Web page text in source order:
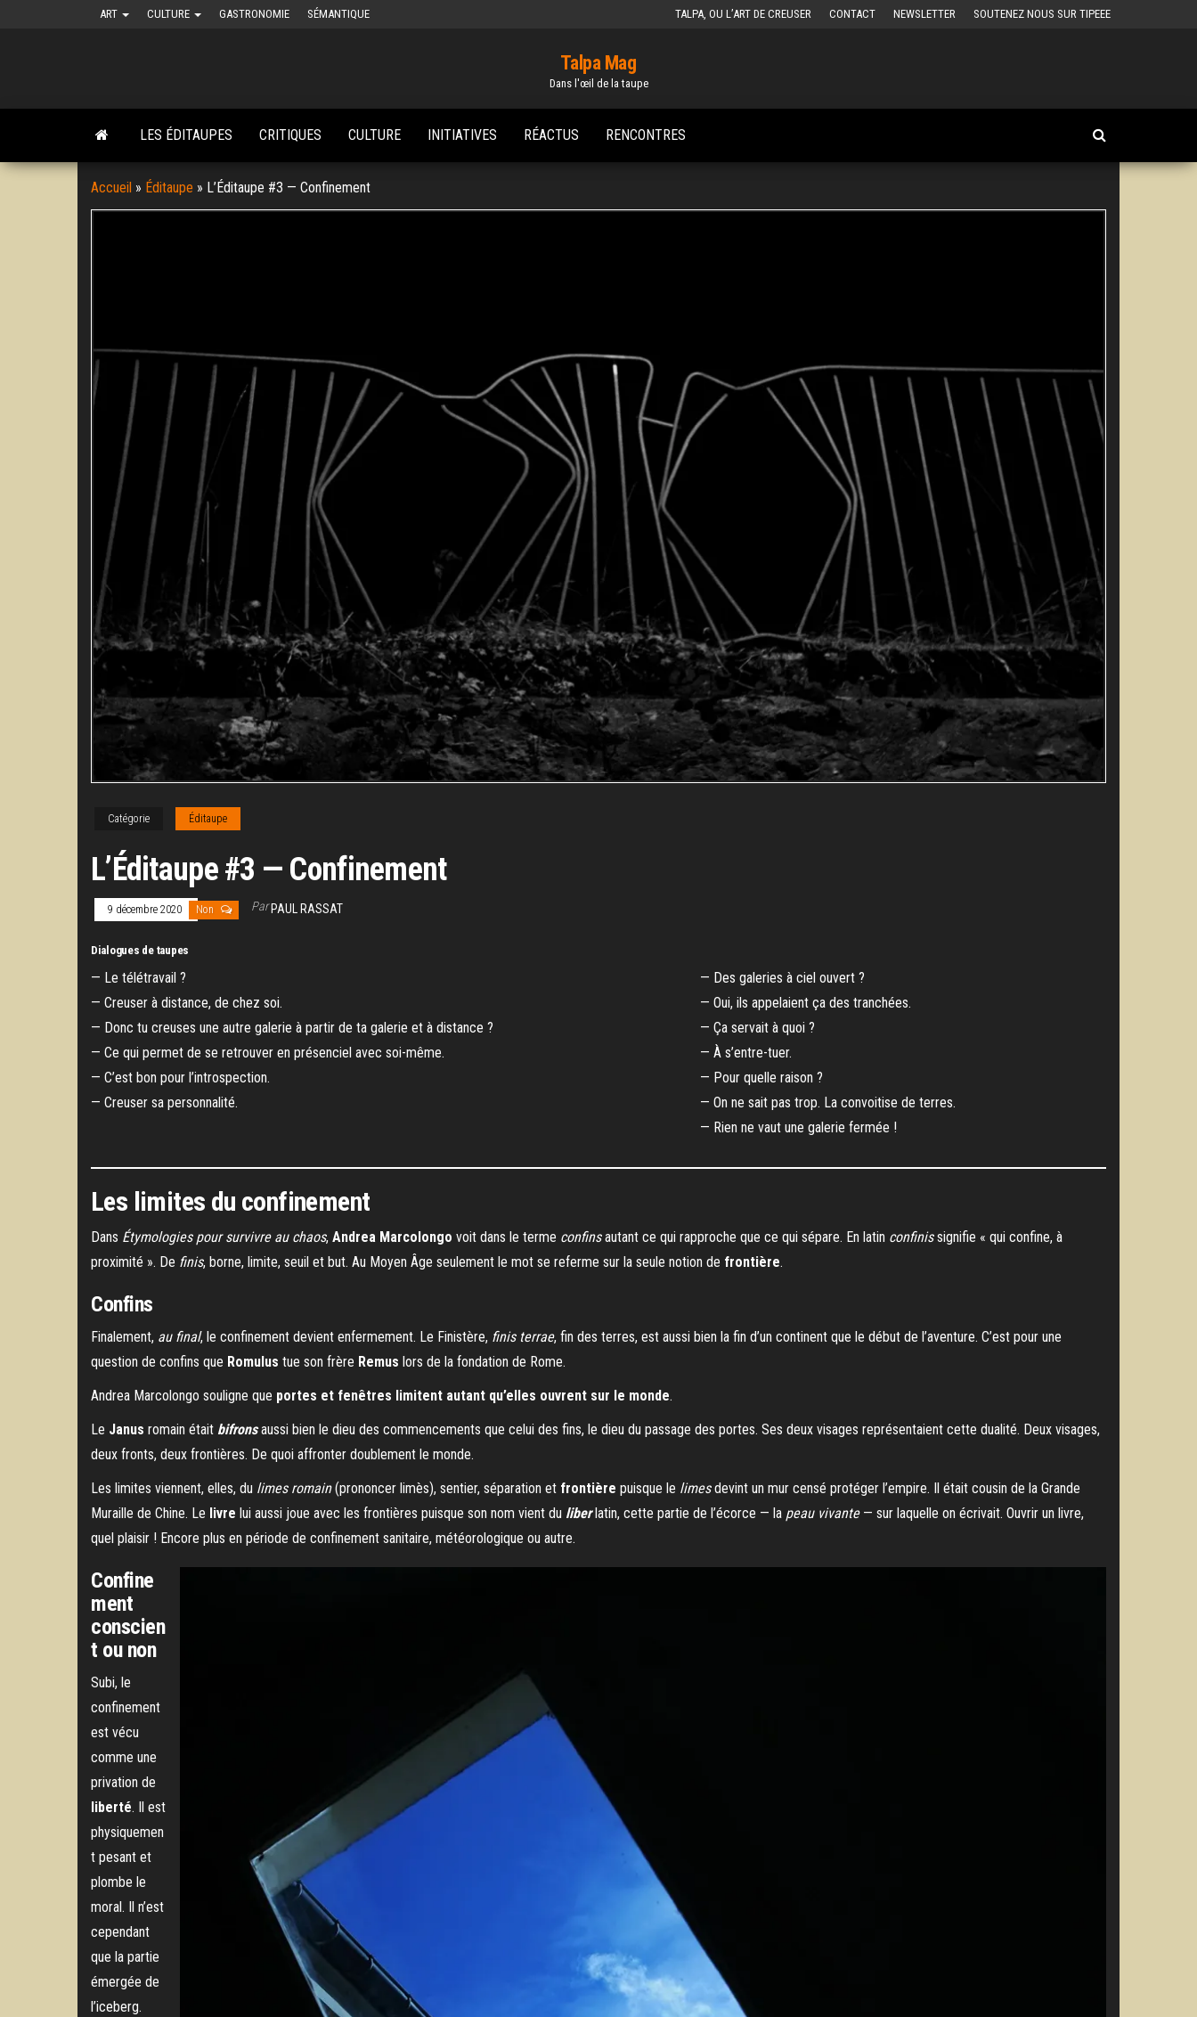
ART CULTURE GASTRONOMIE SÉMANTIQUE TALPA, OU L’ART DE CREUSER CONTACT NEWSLETTER SOUTENEZ NOUS SUR TIPEEE
Talpa Mag
Dans l'œil de la taupe
LES ÉDITAUPES CRITIQUES CULTURE INITIATIVES RÉACTUS RENCONTRES
Accueil » Éditaupe » L’Éditaupe #3 — Confinement
Catégorie Éditaupe
L’Éditaupe #3 — Confinement
9 décembre 2020 Non ParPAUL RASSAT
Dialogues de taupes
— Le télétravail ?
— Creuser à distance, de chez soi.
— Donc tu creuses une autre galerie à partir de ta galerie et à distance ?
— Ce qui permet de se retrouver en présenciel avec soi-même.
— C’est bon pour l’introspection.
— Creuser sa personnalité.
— Des galeries à ciel ouvert ?
— Oui, ils appelaient ça des tranchées.
— Ça servait à quoi ?
— À s’entre-tuer.
— Pour quelle raison ?
— On ne sait pas trop. La convoitise de terres.
— Rien ne vaut une galerie fermée !
Les limites du confinement
Dans Étymologies pour survivre au chaos, Andrea Marcolongo voit dans le terme confinsautant ce qui rapproche que ce qui sépare. En latin confinissignifie « qui confine, à
proximité ». De finis, borne, limite, seuil et but. Au Moyen Âge seulement le mot se referme sur la seule notion de frontière.
Confins
Finalement, au final, le confinement devient enfermement. Le Finistère, finis terrae, fin des terres, est aussi bien la fin d’un continent que le début de l’aventure. C’est pour une
question de confins que Romulus tue son frère Remus lors de la fondation de Rome.
Andrea Marcolongo souligne que portes et fenêtres limitent autant qu’elles ouvrent sur le monde.
Le Janus romain était bifronsaussi bien le dieu des commencements que celui des fins, le dieu du passage des portes. Ses deux visages représentaient cette dualité. Deux visages,
deux fronts, deux frontières. De quoi affronter doublement le monde.
Les limites viennent, elles, du limes romain (prononcer limès), sentier, séparation et frontière puisque le limesdevint un mur censé protéger l’empire. Il était cousin de la Grande
Muraille de Chine. Le livre lui aussi joue avec les frontières puisque son nom vient du liberlatin, cette partie de l’écorce — la peau vivante— sur laquelle on écrivait. Ouvrir un livre,
quel plaisir ! Encore plus en période de confinement sanitaire, météorologique ou autre.
Confine
ment
conscien
t ou non
Subi, le
confinement
est vécu
comme une
privation de
liberté. Il est
physiquemen
t pesant et
plombe le
moral. Il n’est
cependant
que la partie
émergée de
l’iceberg.